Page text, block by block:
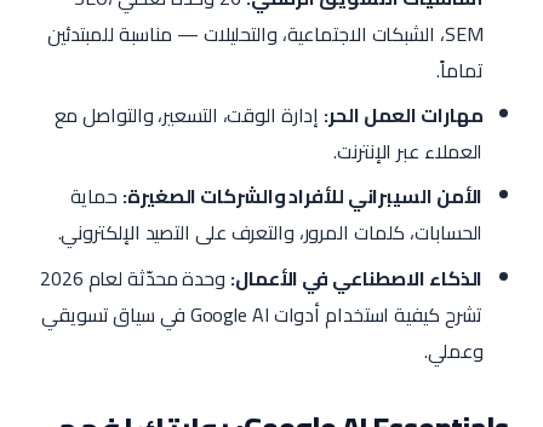
SEM، الشبكات الاجتماعية، والتحليلات — مناسبة للمبتدئين
تماماً.
مهارات العمل الحر: إدارة الوقت، التسعير، والتواصل مع
العملاء عبر الإنترنت.
الأمن السيبراني للأفراد والشركات الصغيرة: حماية
الحسابات، كلمات المرور، والتعرف على التصيد الإلكتروني.
الذكاء الاصطناعي في الأعمال:
وحدة محدّثة لعام 2026
تشرح كيفية استخدام أدوات Google AI في سياق تسويقي
وعملي.